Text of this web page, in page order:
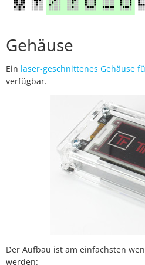
Gehäuse
Ein laser-geschnittenes Gehäuse
verfügbar.
Der Aufbau ist am einfachsten
werden: